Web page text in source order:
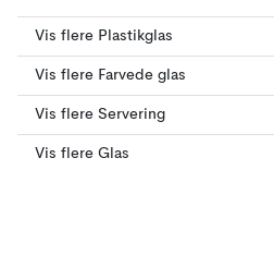
Vis flere Plastikglas
Vis flere Farvede glas
Vis flere Servering
Vis flere Glas